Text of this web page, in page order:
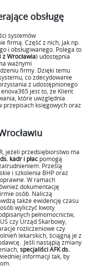
obsługę
systemów
firmą. Część z nich, jak np.
i obsługiwanego. Polega to
z Wrocławia) udostępnia
ważnymi
firmy. Dzięki temu
co zdecydowanie
z udostępnionego
jest to, że Klient
które uwzględnia
przepisach księgowych oraz
jeżeli przedsiębiorstwo ma
kadr i płac pomogą
Prześlą
i szkolenia BHP oraz
W ramach
dokumentację
osób. Naliczą
także ewidencję czasu
wyliczyć kwoty
pełnomocnictw,
czy Urząd Skarbowy,
rozliczeniowe czy
lekarskich, ściągną je z
Jeśli nastąpią zmiany
specjaliści AFK ds.
informacji tak, by